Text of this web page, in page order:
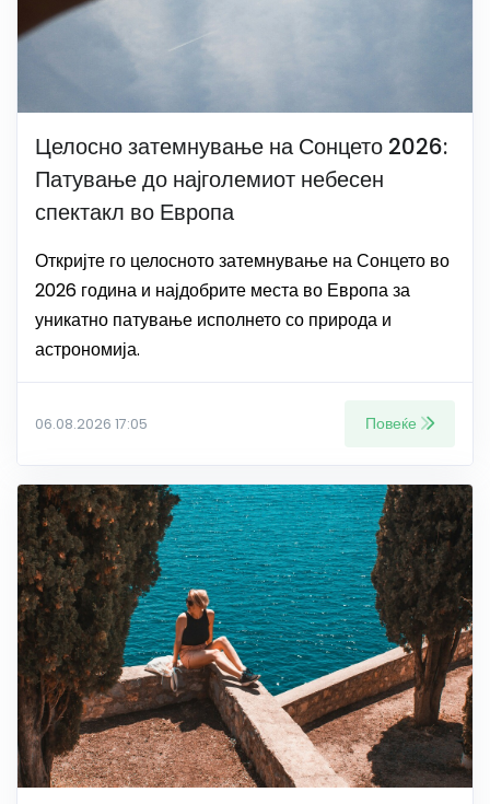
Целосно затемнување на Сонцето 2026:
Патување до најголемиот небесен
спектакл во Европа
Откријте го целосното затемнување на Сонцето во
2026 година и најдобрите места во Европа за
уникатно патување исполнето со природа и
астрономија.
06.08.2026 17:05 Повеќе